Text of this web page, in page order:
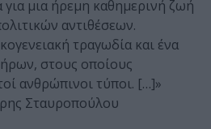
για μια ήρεμη καθημερινή ζωή
αντιθέσεων.
τραγωδία και ένα
στους οποίους
ανθρώπινοι τύποι. […]»
Σταυροπούλου